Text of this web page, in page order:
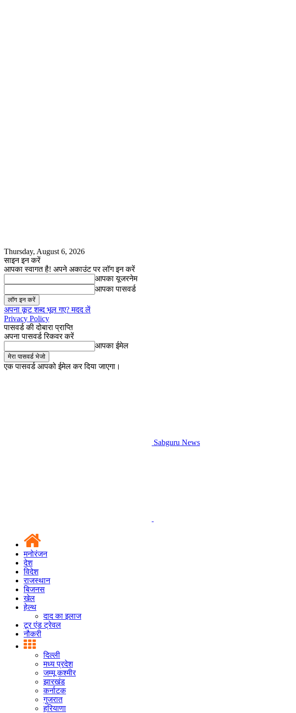
Thursday, August 6, 2026
साइन इन करें
आपका स्वागत है! अपने अकाउंट पर लॉग इन करें
आपका यूजरनेम
आपका पासवर्ड
अपना कूट शब्द भूल गए? मदद लें
Privacy Policy
पासवर्ड की दोबारा प्राप्ति
अपना पासवर्ड रिकवर करें
आपका ईमेल
एक पासवर्ड आपको ईमेल कर दिया जाएगा।
Sabguru News
मनोरंजन
देश
विदेश
राजस्थान
बिजनस
खेल
हेल्थ
दाद का इलाज
टूर एंड ट्रेवल
नौकरी
दिल्ली
मध्य प्रदेश
जम्मू कश्मीर
झारखंड
कर्नाटक
गुजरात
हरियाणा